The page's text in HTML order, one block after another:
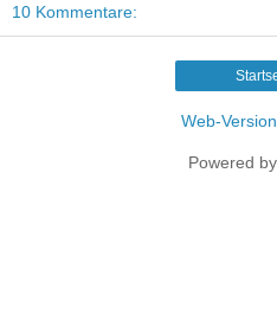
10 Kommentare:
Web-
Powered by